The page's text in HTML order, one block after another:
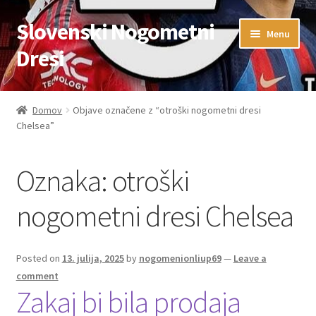
Skip
to
navigation
Skip
to
content
Slovenski Nogometni
Dresi
Menu
Domov
Blog
Moj račun
Domov
Objave označene z “otroški nogometni dresi
Chelsea”
Oznaka: otroški
nogometni dresi Chelsea
Posted on 13. julija, 2025by nogomenionliup69— Leave a
comment
Zakaj bi bila prodaja